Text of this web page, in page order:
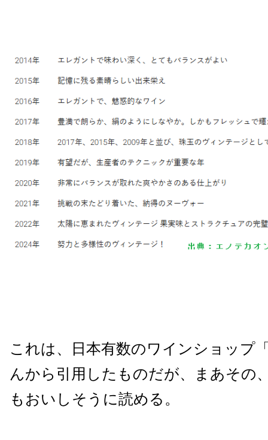
これは、日本有数のワインショップ
んから引用したものだが、まあその
もおいしそうに読める。